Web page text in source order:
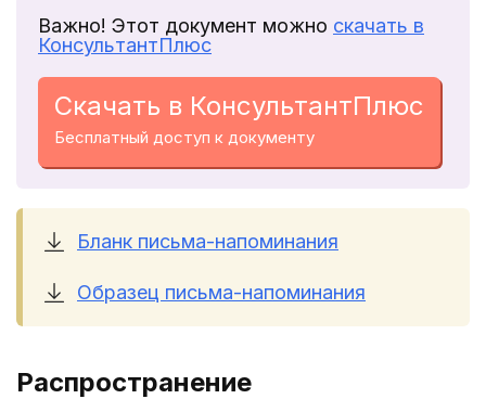
Важно! Этот документ можно скачать в
КонсультантПлюс
Скачать в КонсультантПлюс
Бесплатный доступ к документу
Бланк письма-напоминания
Образец письма-напоминания
Распространение